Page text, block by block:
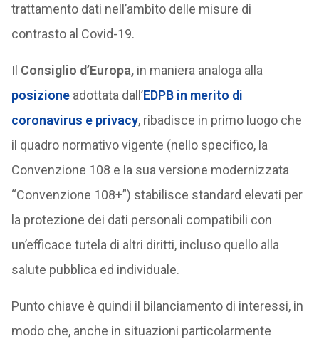
trattamento dati nell’ambito delle misure di
contrasto al Covid-19.
Il Consiglio d’Europa,in maniera analoga alla
posizioneadottata dall’EDPB in merito di
coronavirus e privacy, ribadisce in primo luogo che
il quadro normativo vigente (nello specifico, la
Convenzione 108 e la sua versione modernizzata
“Convenzione 108+”) stabilisce standard elevati per
la protezione dei dati personali compatibili con
un’efficace tutela di altri diritti, incluso quello alla
salute pubblica ed individuale.
Punto chiave è quindi il bilanciamento di interessi, in
modo che, anche in situazioni particolarmente